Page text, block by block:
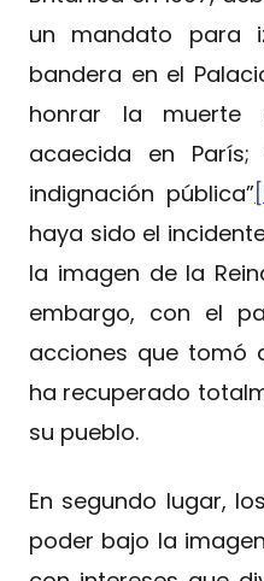
un mandato para
bandera en el
honrar la muerte
acaecida en
indignación pública”
haya sido el
la imagen de la
embargo, con el
acciones que tomó
ha recuperado
su pueblo.
En segundo lugar,
poder bajo la